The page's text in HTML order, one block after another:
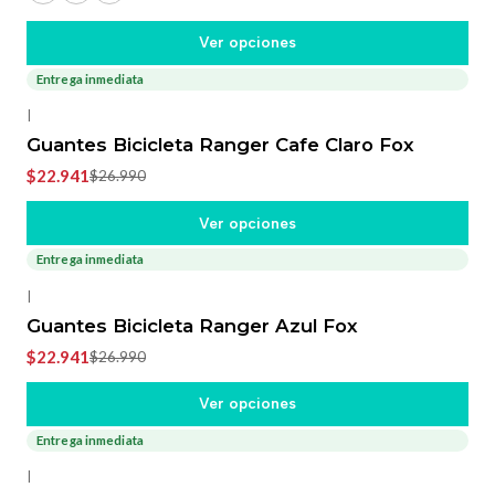
Ver opciones
-15%
Entrega inmediata
|
Guantes Bicicleta Ranger Cafe Claro Fox
$22.941$26.990
Ver opciones
Entrega inmediata
|
Guantes Bicicleta Ranger Azul Fox
$22.941$26.990
Ver opciones
-15%
Entrega inmediata
|